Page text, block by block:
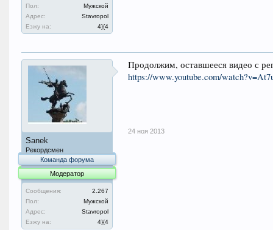
Пол:
Мужской
Адрес:
Stavropol
Езжу на:
4}{4
Sanek
Рекордсмен
Команда форума
Модератор
Сообщения:
2.267
Пол:
Мужской
Адрес:
Stavropol
Езжу на:
4}{4
Продолжим, оставшееся видео с
https://www.youtube.com/
24 ноя 2013